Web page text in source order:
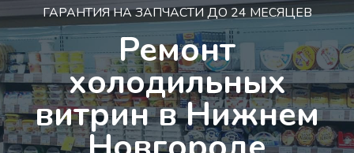
ГАРАНТИЯ НА ЗАПЧАСТИ ДО 24 МЕСЯЦЕВ
Ремонт
холодильных
витрин в Нижнем